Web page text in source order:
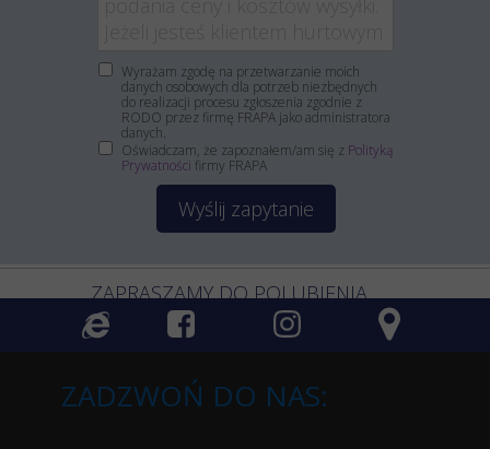
Wyrażam zgodę na przetwarzanie moich
danych osobowych dla potrzeb niezbędnych
do realizacji procesu zgłoszenia zgodnie z
RODO przez firmę FRAPA jako administratora
danych.
Oświadczam, że zapoznałem/am się z Polityką
Prywatności firmy FRAPA
Wyślij zapytanie
ZAPRASZAMY DO POLUBIENIA
ZADZWOŃ DO NAS: